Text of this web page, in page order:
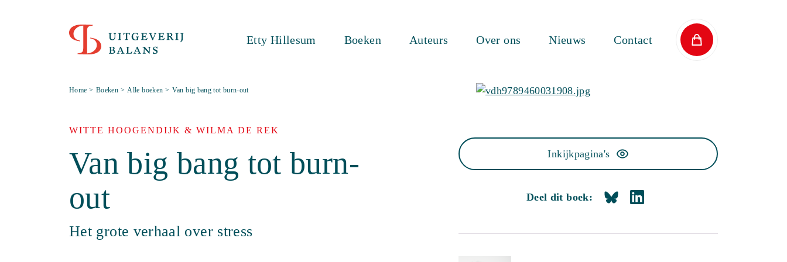
Etty Hillesum Boeken Auteurs Over ons Nieuws Contact
Home > Boeken > Alle boeken > Van big bang tot burn-out
WITTE HOOGENDIJK & WILMA DE REK
Van big bang tot burn-
out
Het grote verhaal over stress
Inkijkpagina's
Deel dit boek: